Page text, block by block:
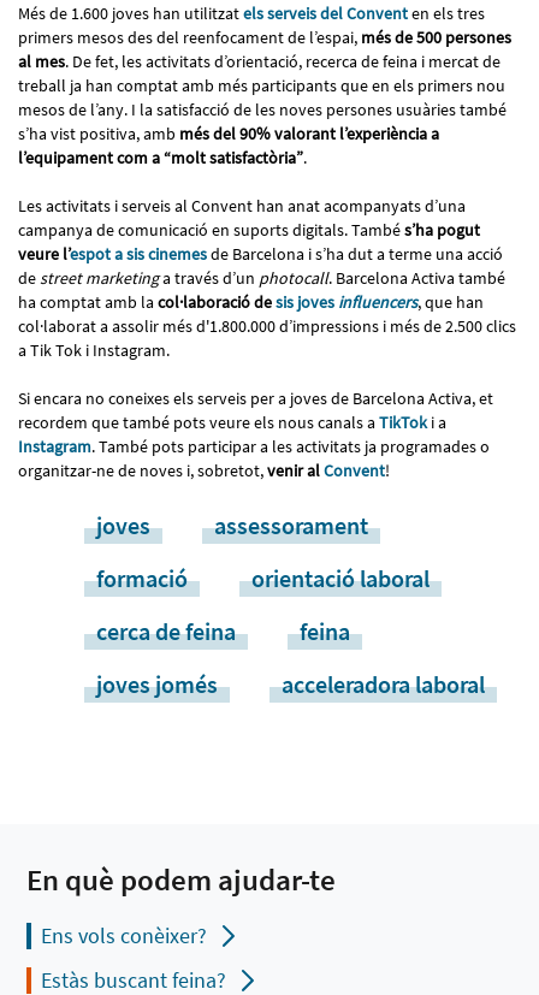
Més de 1.600 joves han utilitzatels serveis del Conventen els tres
primers mesos des del reenfocament de l’espai, més de 500 persones
al mes. De fet, les activitats d’orientació, recerca de feina i mercat de
treball ja han comptat amb més participants que en els primers nou
mesos de l’any. I la satisfacció de les noves persones usuàries també
s’ha vist positiva, amb més del 90% valorant l’experiència a
l’equipament com a “molt satisfactòria”.
Les activitats i serveis al Convent han anat acompanyats d’una
campanya de comunicació en suports digitals. Tambés’ha pogut
veure l’espot a sis cinemesde Barcelona i s’ha dut a terme una acció
destreet marketinga través d’un photocall. Barcelona Activa també
ha comptat amb la col·laboració desis joves influencers, que han
col·laborat a assolir més d'1.800.000 d’impressions i més de 2.500 clics
a Tik Tok i Instagram.
Si encara no coneixes els serveis per a joves de Barcelona Activa, et
recordem que també pots veure els nous canals a TikTok i a
Instagram. També pots participar a les activitats ja programades o
organitzar-ne de noves i, sobretot,venir alConvent!
joves
assessorament
formació
orientació laboral
cerca de feina
feina
joves jomés
acceleradora laboral
En què podem ajudar-te
Ens vols conèixer?
Estàs buscant feina?